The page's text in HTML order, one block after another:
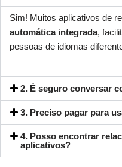
Sim! Muitos aplicativos de
automática integrada,
pessoas de idiomas
2. É seguro conversar
3. Preciso pagar para
4. Posso encontrar
aplicativos?